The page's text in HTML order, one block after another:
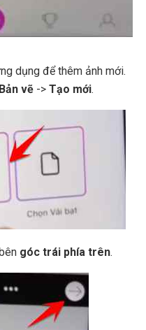
dụng để thêm ảnh mới.
Bản vẽ -> Tạo mới.
góc trái phía trên.